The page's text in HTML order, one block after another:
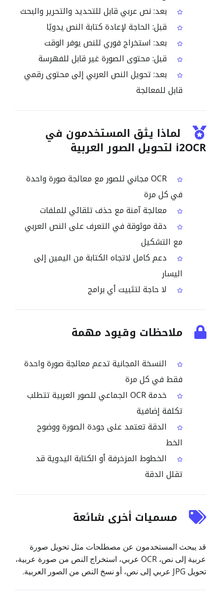
بعد: نص عربي قابل للتحديد والتحرير والبحث
قبل: الحاجة لإعادة كتابة النص يدويًا
بعد: استخراج فوري للنص يوفر الوقت
قبل: محتوى الصورة غير قابل للفهرسة
بعد: تحويل النص العربي إلى محتوى رقمي
قابل للمعالجة
لماذا يثق المستخدمون في
i2OCR لتحويل الصور العربية
OCR مجاني للصور مع معالجة صورة واحدة
في كل مرة
معالجة آمنة مع حذف تلقائي للملفات
دقة موثوقة في التعرف على النص العربي
مع التشكيل
دعم كامل لاتجاه الكتابة من اليمين إلى
اليسار
لا حاجة لتثبيت أي برامج
ملاحظات وقيود مهمة
النسخة المجانية تدعم معالجة صورة واحدة
فقط في كل مرة
خدمة OCR الجماعي للصور العربية تتطلب
تكلفة إضافية
الدقة تعتمد على جودة الصورة ووضوح
الخط
الخطوط المزخرفة أو الكتابة اليدوية قد
تقلل الدقة
مسميات أخرى شائعة
قد يبحث المستخدمون عن مصطلحات مثل تحويل صورة
عربية إلى نص، OCR عربي، استخراج النص من صورة عربية،
تحويل JPG عربي إلى نص، أو نسخ النص من الصور العربية.